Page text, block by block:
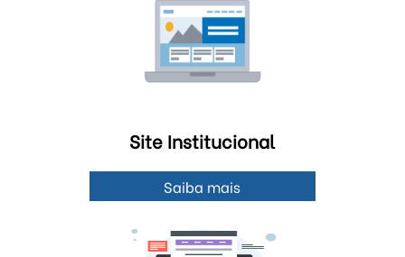
Site Institucional
Saiba mais